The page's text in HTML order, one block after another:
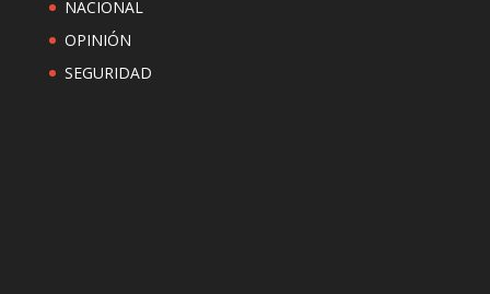
NACIONAL
OPINIÓN
SEGURIDAD